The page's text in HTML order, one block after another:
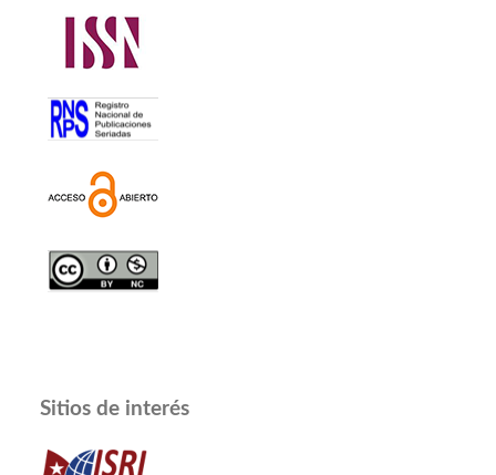
Sitios de interés